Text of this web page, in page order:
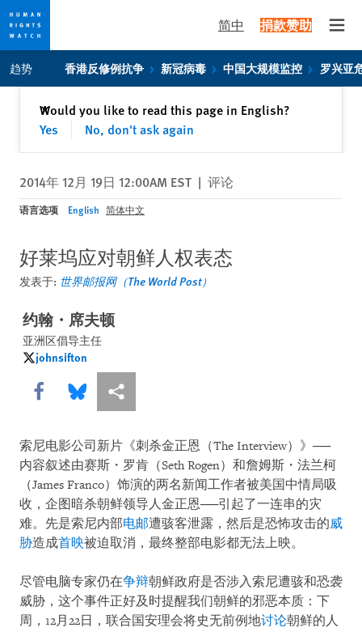
Skip
to
privacy
Skip
to
content
简中 捐款赞助
趋势 香港反修例抗争 新冠病毒 中国大规模监控 罗兴亚
Would you like to read this page in English?
Yes
No, don't ask again
✕关闭
2014年 12月 19日 12:00AM EST | 评论
语言选项 English 简体中文
好莱坞应对朝鲜人权表态
发表于: 世界邮报网（The World Post）
约翰・席夫顿
亚洲区倡导主任
johnsifton
johnsifton
Share this via Facebook
Share this via Bluesky
More sharing options
索尼电影公司新片《刺杀金正恩（The Interview）》──
内容叙述由赛斯・罗肯（Seth Rogen）和詹姆斯・法兰柯
（James Franco）饰演的两名新闻工作者被美国中情局吸
收，企图暗杀朝鲜领导人金正恩──引起了一连串的灾
难。先是索尼内部电邮遭骇客泄露，然后是恐怖攻击的威
胁造成首映被迫取消，最终整部电影都无法上映。
尽管电脑专家仍在争辩朝鲜政府是否涉入索尼遭骇和恐袭
威胁，这个事件正好及时提醒我们朝鲜的邪恶本质：下
周，12月22日，联合国安理会将史无前例地讨论朝鲜的人